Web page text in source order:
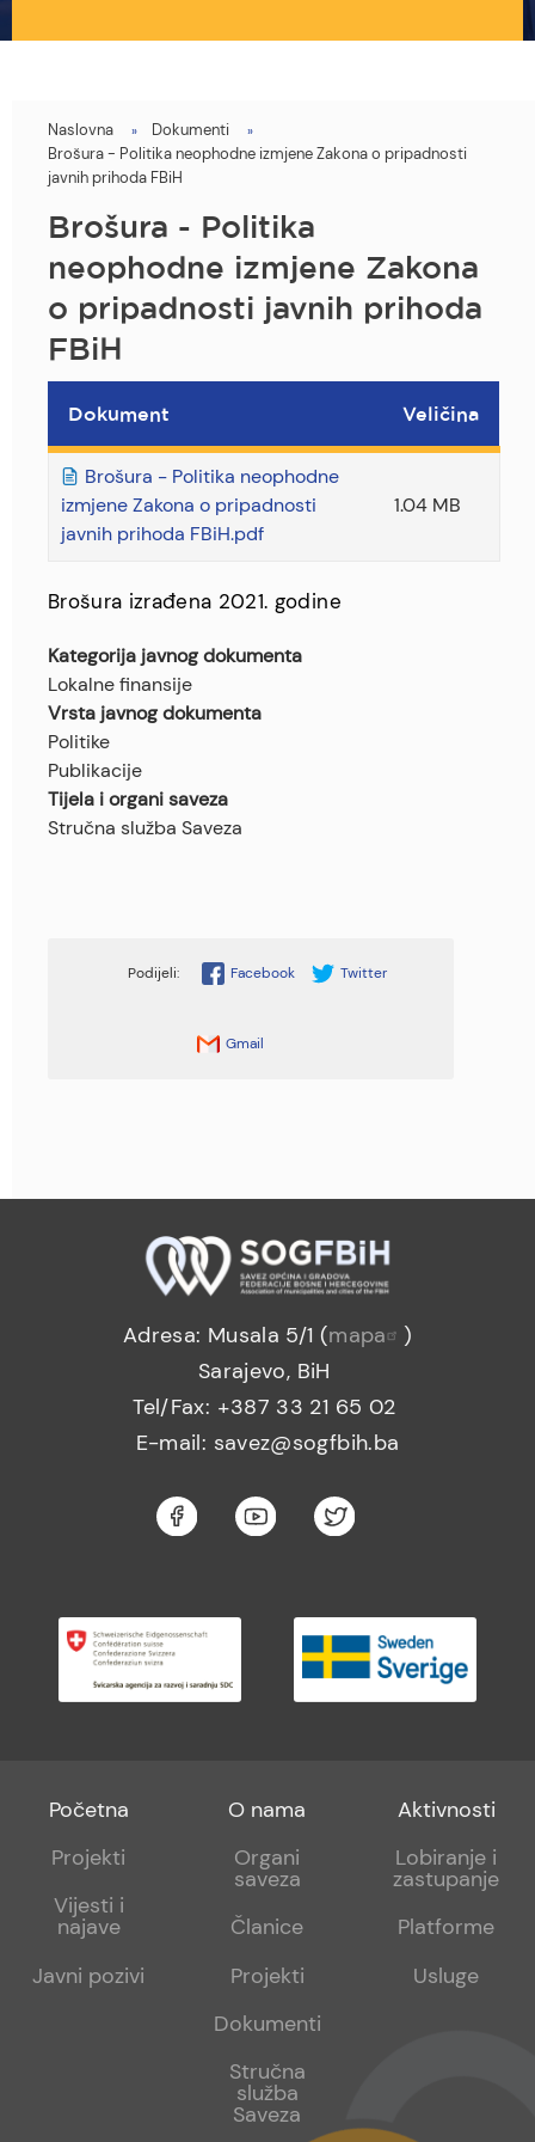
You
are
here
Naslovna
Dokumenti
Brošura - Politika neophodne izmjene Zakona o pripadnosti
javnih prihoda FBiH
Brošura - Politika
neophodne izmjene Zakona
o pripadnosti javnih prihoda
FBiH
Dokument Veličina
Brošura - Politika neophodne
izmjene Zakona o pripadnosti
javnih prihoda FBiH.pdf
1.04 MB
Brošura izrađena 2021. godine
Kategorija javnog dokumenta
Lokalne finansije
Vrsta javnog dokumenta
Politike
Publikacije
Tijela i organi saveza
Stručna služba Saveza
Facebook Twitter
Gmail
Adresa: Musala 5/1 (mapa
)
Sarajevo, BiH
Tel/Fax: +387 33 21 65 02
E-mail: savez@sogfbih.ba
Footer
menu
Početna
Projekti
Vijesti i
najave
Javni pozivi
Footer
sub
O nama
Organi
saveza
Članice
Projekti
Dokumenti
Stručna
služba
Saveza
Footer
sub
Aktivnosti
Lobiranje i
zastupanje
Platforme
Usluge